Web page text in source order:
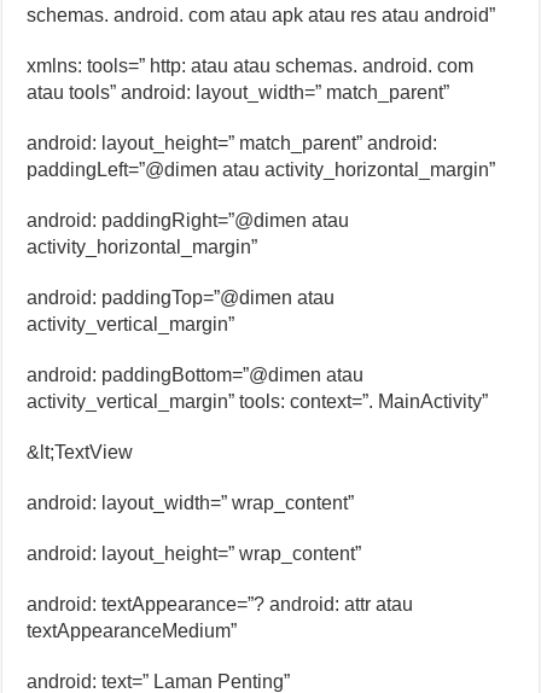
schemas. android. com atau apk atau res atau android”
xmlns: tools=” http: atau atau schemas. android. com
atau tools” android: layout_width=” match_parent”
android: layout_height=” match_parent” android:
paddingLeft=”@dimen atau activity_horizontal_margin”
android: paddingRight=”@dimen atau
activity_horizontal_margin”
android: paddingTop=”@dimen atau
activity_vertical_margin”
android: paddingBottom=”@dimen atau
activity_vertical_margin” tools: context=”. MainActivity”
&lt;TextView
android: layout_width=” wrap_content”
android: layout_height=” wrap_content”
android: textAppearance=”? android: attr atau
textAppearanceMedium”
android: text=” Laman Penting”